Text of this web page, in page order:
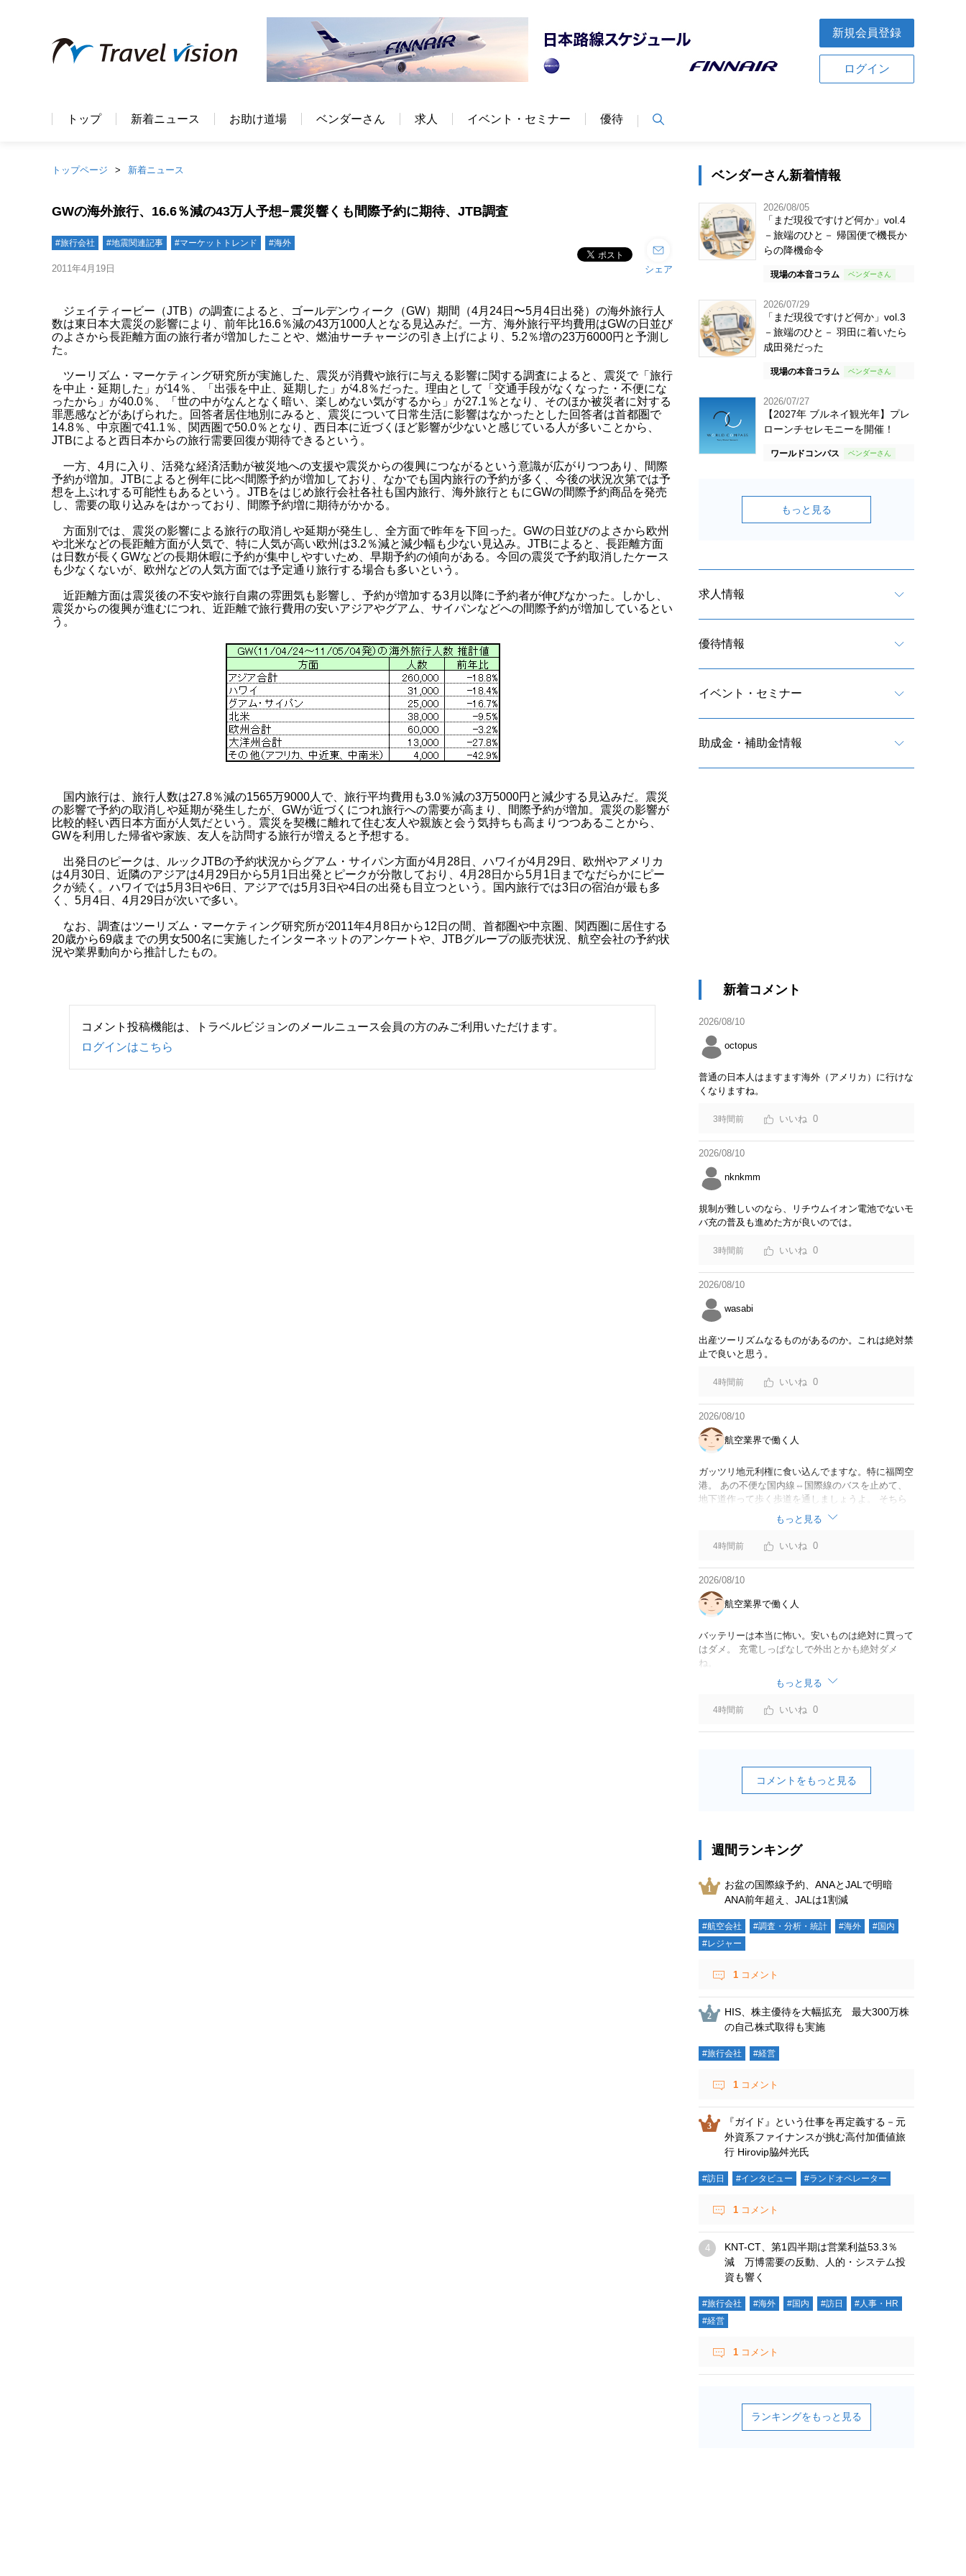
新規会員登録
ログイン
トップ 新着ニュース お助け道場 ベンダーさん 求人 イベント・セミナー 優待
トップページ 新着ニュース
GWの海外旅行、16.6％減の43万人予想−震災響くも間際予約に期待、JTB調査
#旅行会社 #地震関連記事 #マーケットトレンド #海外
2011年4月19日 シェア
ジェイティービー（JTB）の調査によると、ゴールデンウィーク（GW）期間（4月24日〜5月4日出発）の海外旅行人
数は東日本大震災の影響により、前年比16.6％減の43万1000人となる見込みだ。一方、海外旅行平均費用はGWの日並び
のよさから長距離方面の旅行者が増加したことや、燃油サーチャージの引き上げにより、5.2％増の23万6000円と予測し
た。
ツーリズム・マーケティング研究所が実施した、震災が消費や旅行に与える影響に関する調査によると、震災で「旅行
を中止・延期した」が14％、「出張を中止、延期した」が4.8％だった。理由として「交通手段がなくなった・不便にな
ったから」が40.0％、「世の中がなんとなく暗い、楽しめない気がするから」が27.1％となり、そのほか被災者に対する
罪悪感などがあげられた。回答者居住地別にみると、震災について日常生活に影響はなかったとした回答者は首都圏で
14.8％、中京圏で41.1％、関西圏で50.0％となり、西日本に近づくほど影響が少ないと感じている人が多いことから、
JTBによると西日本からの旅行需要回復が期待できるという。
一方、4月に入り、活発な経済活動が被災地への支援や震災からの復興につながるという意識が広がりつつあり、間際
予約が増加。JTBによると例年に比べ間際予約が増加しており、なかでも国内旅行の予約が多く、今後の状況次第では予
想を上ぶれする可能性もあるという。JTBをはじめ旅行会社各社も国内旅行、海外旅行ともにGWの間際予約商品を発売
し、需要の取り込みをはかっており、間際予約増に期待がかかる。
方面別では、震災の影響による旅行の取消しや延期が発生し、全方面で昨年を下回った。GWの日並びのよさから欧州
や北米などの長距離方面が人気で、特に人気が高い欧州は3.2％減と減少幅も少ない見込み。JTBによると、長距離方面
は日数が長くGWなどの長期休暇に予約が集中しやすいため、早期予約の傾向がある。今回の震災で予約取消したケース
も少なくないが、欧州などの人気方面では予定通り旅行する場合も多いという。
近距離方面は震災後の不安や旅行自粛の雰囲気も影響し、予約が増加する3月以降に予約者が伸びなかった。しかし、
震災からの復興が進むにつれ、近距離で旅行費用の安いアジアやグアム、サイパンなどへの間際予約が増加しているとい
う。
国内旅行は、旅行人数は27.8％減の1565万9000人で、旅行平均費用も3.0％減の3万5000円と減少する見込みだ。震災
の影響で予約の取消しや延期が発生したが、GWが近づくにつれ旅行への需要が高まり、間際予約が増加。震災の影響が
比較的軽い西日本方面が人気だという。震災を契機に離れて住む友人や親族と会う気持ちも高まりつつあることから、
GWを利用した帰省や家族、友人を訪問する旅行が増えると予想する。
出発日のピークは、ルックJTBの予約状況からグアム・サイパン方面が4月28日、ハワイが4月29日、欧州やアメリカ
は4月30日、近隣のアジアは4月29日から5月1日出発とピークが分散しており、4月28日から5月1日までなだらかにピー
クが続く。ハワイでは5月3日や6日、アジアでは5月3日や4日の出発も目立つという。国内旅行では3日の宿泊が最も多
く、5月4日、4月29日が次いで多い。
なお、調査はツーリズム・マーケティング研究所が2011年4月8日から12日の間、首都圏や中京圏、関西圏に居住する
20歳から69歳までの男女500名に実施したインターネットのアンケートや、JTBグループの販売状況、航空会社の予約状
況や業界動向から推計したもの。
コメント投稿機能は、トラベルビジョンのメールニュース会員の方のみご利用いただけます。
ログインはこちら
ベンダーさん新着情報
2026/08/05
「まだ現役ですけど何か」vol.4
－旅端のひと－ 帰国便で機長か
らの降機命令
現場の本音コラム
2026/07/29
「まだ現役ですけど何か」vol.3
－旅端のひと－ 羽田に着いたら
成田発だった
現場の本音コラム
2026/07/27
【2027年 ブルネイ観光年】プレ
ローンチセレモニーを開催！
ワールドコンパス
もっと見る
求人情報
優待情報
イベント・セミナー
助成金・補助金情報
新着コメント
2026/08/10
octopus
普通の日本人はますます海外（アメリカ）に行けな
くなりますね。
3時間前 0
2026/08/10
nknkmm
規制が難しいのなら、リチウムイオン電池でないモ
バ充の普及も進めた方が良いのでは。
3時間前 0
2026/08/10
wasabi
出産ツーリズムなるものがあるのか。これは絶対禁
止で良いと思う。
4時間前 0
2026/08/10
航空業界で働く人
ガッツリ地元利権に食い込んでますな。特に福岡空
港。 あの不便な国内線⇔国際線のバスを止めて、
地下道作って歩く歩道を通しましょうよ。 そちら
の方がよほど近いし早いし便利。 それとも何か不
もっと見る
4時間前 0
2026/08/10
航空業界で働く人
バッテリーは本当に怖い。安いものは絶対に買って
はダメ。 充電しっぱなしで外出とかも絶対ダメ
ね。
もっと見る
4時間前 0
コメントをもっと見る
週間ランキング
お盆の国際線予約、ANAとJALで明暗
ANA前年超え、JALは1割減
#航空会社 #調査・分析・統計 #海外
#国内
#レジャー
1 コメント
HIS、株主優待を大幅拡充 最大300万株
の自己株式取得も実施
#旅行会社 #経営
1 コメント
『ガイド』という仕事を再定義する－元
外資系ファイナンスが挑む高付加価値旅
行 Hirovip脇舛光氏
#訪日 #インタビュー #ランドオペレーター
1 コメント
KNT-CT、第1四半期は営業利益53.3％
減 万博需要の反動、人的・システム投
資も響く
#旅行会社 #海外 #国内 #訪日
#人事・HR
#経営
1 コメント